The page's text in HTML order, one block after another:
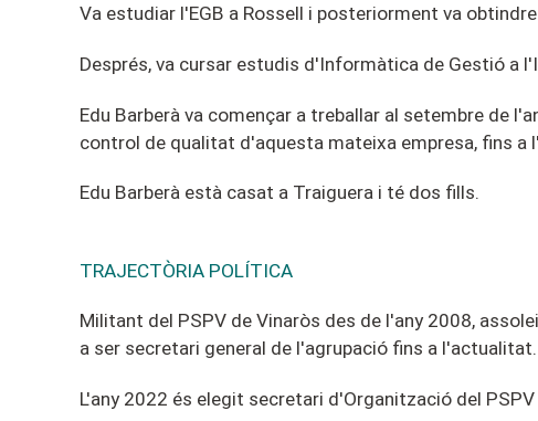
Va estudiar l'EGB a Rossell i posteriorment va
Després, va cursar estudis d'Informàtica de Gestió a
Edu Barberà va començar a treballar al setembre de
control de qualitat d'aquesta mateixa empresa, fins a
Edu Barberà està casat a Traiguera i té dos fills.
TRAJECTÒRIA POLÍTICA
Militant del PSPV de Vinaròs des de l'any 2008,
a ser secretari general de l'agrupació fins a l'actualitat.
L'any 2022 és elegit secretari d'Organització del